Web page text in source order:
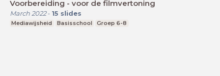
Voorbereiding - voor de filmvertoning
March 2022- 15 slides
Mediawijsheid Basisschool Groep 6-8